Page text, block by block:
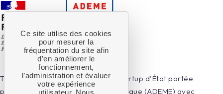
Territoires en Transitions est une startup d'État portée
par l'Agence de la Transition Écologique (ADEME) avec
Ce site utilise des cookies
pour mesurer la
fréquentation du site afin
d’en améliorer le
fonctionnement,
l’administration et évaluer
votre expérience
utilisateur. Nous